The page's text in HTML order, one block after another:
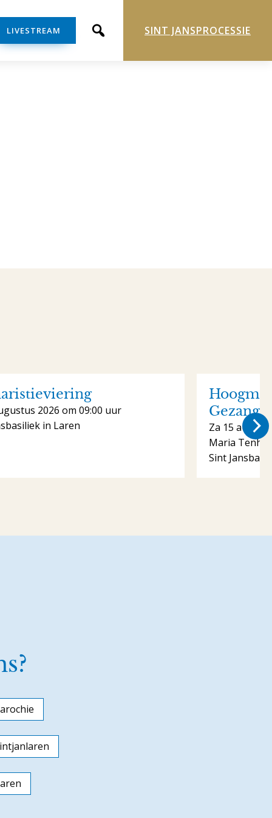
LIVESTREAM SINT JANSPROCESSIE
2026 om 09:00 uur
in Laren
Za 15
Maria
Sint